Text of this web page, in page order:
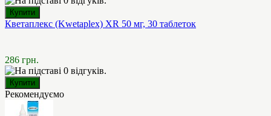
Кветаплекс (Kwetaplex) XR 50 мг, 30 таблеток
286 грн.
Рекомендуємо